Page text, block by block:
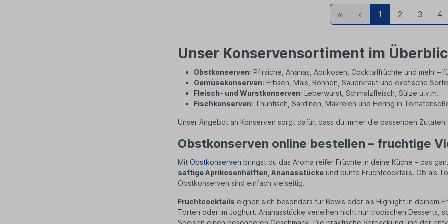
y
t
y
Zur
ersten
Zurück
1 2 3 4
Unser Konservensortiment im
Obstkonserven: Pfirsiche, Ananas, Aprikosen, Cocktailfrüchte und mehr –
Gemüsekonserven: Erbsen, Mais, Bohnen, Sauerkraut und exotische
Fleisch- und Wurstkonserven: Leberwurst, Schmalzfleisch, Sülze u.v.m.
Fischkonserven: Thunfisch, Sardinen, Makrelen und Hering in
Unser Angebot an Konserven sorgt dafür, dass du immer die passenden
Obstkonserven online bestellen – fruchtige
Mit Obstkonserven bringst du das Aroma reifer Früchte in deine Küche – das
saftige Aprikosenhälften, Ananasstücke und bunte Fruchtcocktails. Ob als
Obstkonserven sind einfach vielseitig.
Fruchtcocktails eignen sich besonders für Bowls oder als Highlight in deinem
Torten oder im Joghurt. Ananasstücke verleihen nicht nur tropischen Desserts,